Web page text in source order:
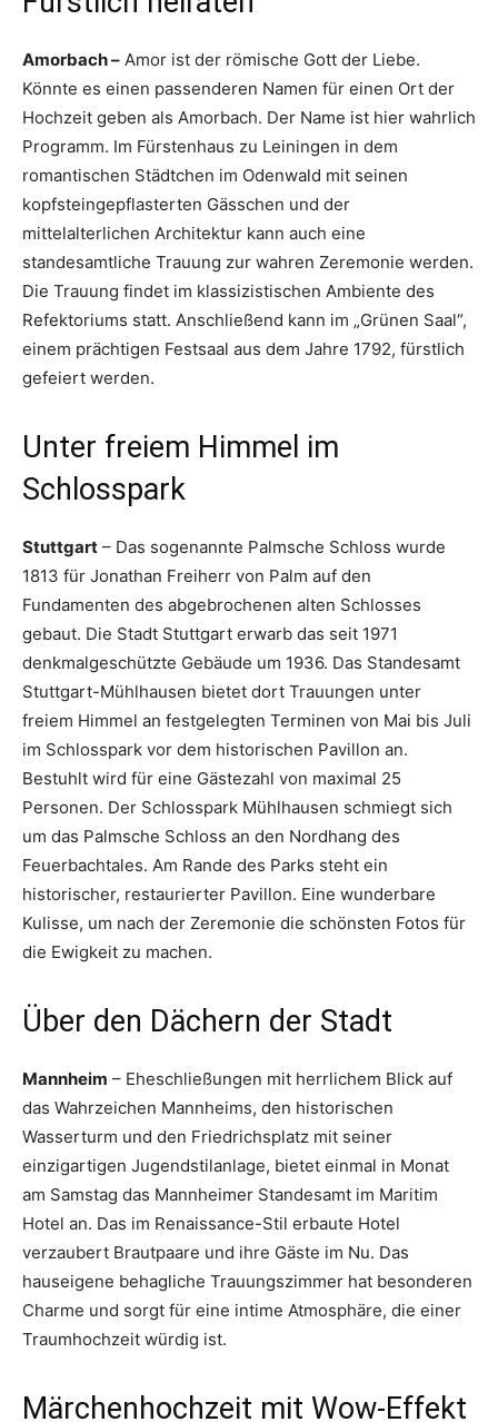
Amorbach – Amor ist der römische Gott der Liebe.
Könnte es einen passenderen Namen für einen Ort der
Hochzeit geben als Amorbach. Der Name ist hier wahrlich
Programm. Im Fürstenhaus zu Leiningen in dem
romantischen Städtchen im Odenwald mit seinen
kopfsteingepflasterten Gässchen und der
mittelalterlichen Architektur kann auch eine
standesamtliche Trauung zur wahren Zeremonie werden.
Die Trauung findet im klassizistischen Ambiente des
Refektoriums statt. Anschließend kann im „Grünen Saal“,
einem prächtigen Festsaal aus dem Jahre 1792, fürstlich
gefeiert werden.
Unter freiem Himmel im
Schlosspark
Stuttgart – Das sogenannte Palmsche Schloss wurde
1813 für Jonathan Freiherr von Palm auf den
Fundamenten des abgebrochenen alten Schlosses
gebaut. Die Stadt Stuttgart erwarb das seit 1971
denkmalgeschützte Gebäude um 1936. Das Standesamt
Stuttgart-Mühlhausen bietet dort Trauungen unter
freiem Himmel an festgelegten Terminen von Mai bis Juli
im Schlosspark vor dem historischen Pavillon an.
Bestuhlt wird für eine Gästezahl von maximal 25
Personen. Der Schlosspark Mühlhausen schmiegt sich
um das Palmsche Schloss an den Nordhang des
Feuerbachtales. Am Rande des Parks steht ein
historischer, restaurierter Pavillon. Eine wunderbare
Kulisse, um nach der Zeremonie die schönsten Fotos für
die Ewigkeit zu machen.
Über den Dächern der Stadt
Mannheim – Eheschließungen mit herrlichem Blick auf
das Wahrzeichen Mannheims, den historischen
Wasserturm und den Friedrichsplatz mit seiner
einzigartigen Jugendstilanlage, bietet einmal in Monat
am Samstag das Mannheimer Standesamt im Maritim
Hotel an. Das im Renaissance-Stil erbaute Hotel
verzaubert Brautpaare und ihre Gäste im Nu. Das
hauseigene behagliche Trauungszimmer hat besonderen
Charme und sorgt für eine intime Atmosphäre, die einer
Traumhochzeit würdig ist.
Märchenhochzeit mit Wow-Effekt